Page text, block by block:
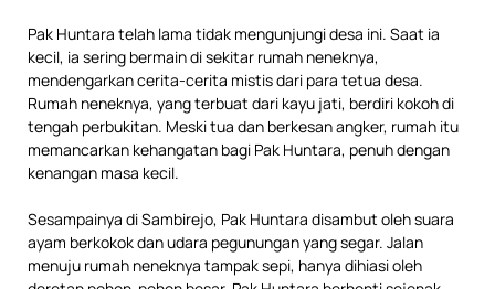
Pak Huntara telah lama tidak mengunjungi desa ini. Saat ia
kecil, ia sering bermain di sekitar rumah neneknya,
mendengarkan cerita-cerita mistis dari para tetua desa.
Rumah neneknya, yang terbuat dari kayu jati, berdiri kokoh di
tengah perbukitan. Meski tua dan berkesan angker, rumah itu
memancarkan kehangatan bagi Pak Huntara, penuh dengan
kenangan masa kecil.
Sesampainya di Sambirejo, Pak Huntara disambut oleh suara
ayam berkokok dan udara pegunungan yang segar. Jalan
menuju rumah neneknya tampak sepi, hanya dihiasi oleh